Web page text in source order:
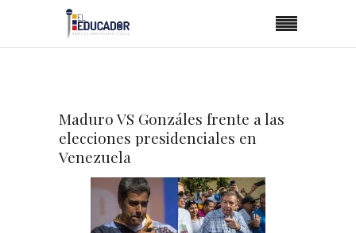
Maduro VS Gonzáles frente a las
elecciones presidenciales en
Venezuela